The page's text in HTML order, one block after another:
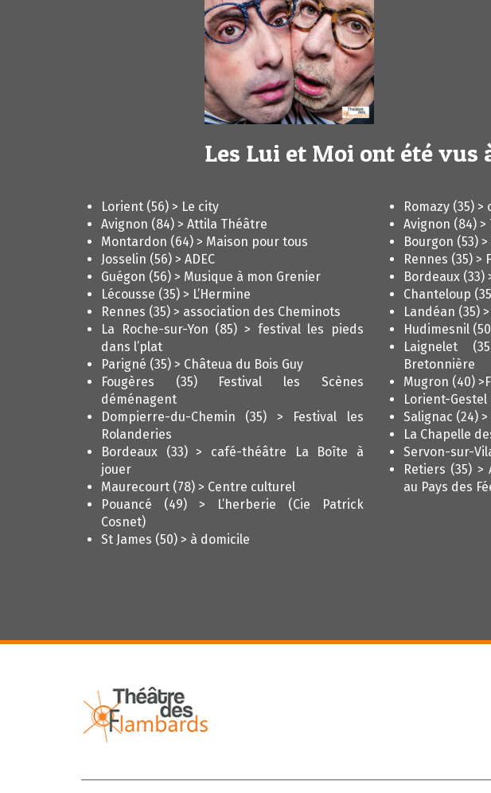
Les Lui et Moi ont été vus
Lorient (56) > Le city
Avignon (84) > Attila Théâtre
Montardon (64) > Maison pour tous
Josselin (56) > ADEC
Guégon (56) > Musique à mon Grenier
Lécousse (35) > L’Hermine
Rennes (35) > association des Cheminots
La Roche-sur-Yon (85) > festival les pieds
dans l’plat
Parigné (35) > Châteua du Bois Guy
Fougères (35) Festival les Scènes
déménagent
Dompierre-du-Chemin (35) > Festival les
Rolanderies
Bordeaux (33) > café-théâtre La Boîte à
jouer
Maurecourt (78) > Centre culturel
Pouancé (49) > L’herberie (Cie Patrick
Cosnet)
St James (50) > à domicile
Romazy (35)
Avignon (84)
Bourgon (53)
Rennes (35) >
Bordeaux (33)
Chanteloup
Landéan (35)
Hudimesnil
Laignelet
Bretonnière
Mugron (40)
Lorient-Gestel
Salignac (24)
La Chapelle
Servon-sur-
Retiers (35)
au Pays des